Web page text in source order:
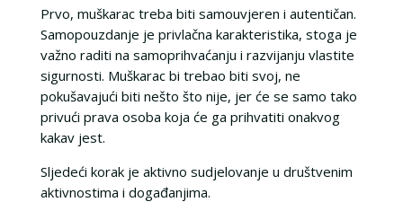
Prvo, muškarac treba biti samouvjeren i autentičan.
Samopouzdanje je privlačna karakteristika, stoga je
važno raditi na samoprihvaćanju i razvijanju vlastite
sigurnosti. Muškarac bi trebao biti svoj, ne
pokušavajući biti nešto što nije, jer će se samo tako
privući prava osoba koja će ga prihvatiti onakvog
kakav jest.
Sljedeći korak je aktivno sudjelovanje u društvenim
aktivnostima i događanjima.